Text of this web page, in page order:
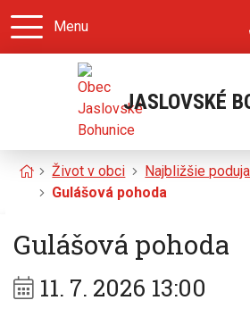
Menu
JASLOVSKÉ
Úvodná stránka
Život v obci
Najbližšie
Gulášová pohoda
Gulášová pohoda
Kedy:
11. 7. 2026 13:00